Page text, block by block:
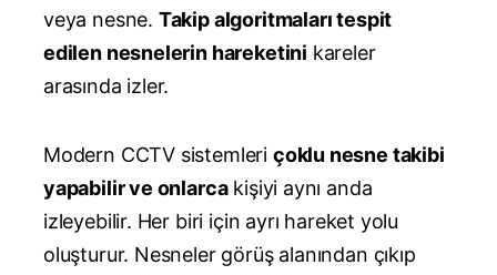
veya nesne. Takip algoritmaları tespit
edilen nesnelerin hareketini kareler
arasında izler.
Modern CCTV sistemleri çoklu nesne takibi
yapabilir ve onlarcakişiyi aynı anda
izleyebilir. Her biri için ayrı hareket yolu
oluşturur. Nesneler görüş alanından çıkıp